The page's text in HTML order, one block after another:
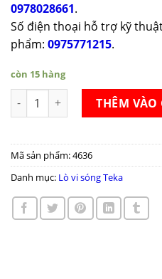
0978028661.
Số điện thoại hỗ trợ kỹ
phẩm: 0975771215.
còn 15 hàng
Lò vi sóng Teka MS 620 BIH
THÊM
Mã sản phẩm:4636
Danh mục: Lò vi sóng Teka